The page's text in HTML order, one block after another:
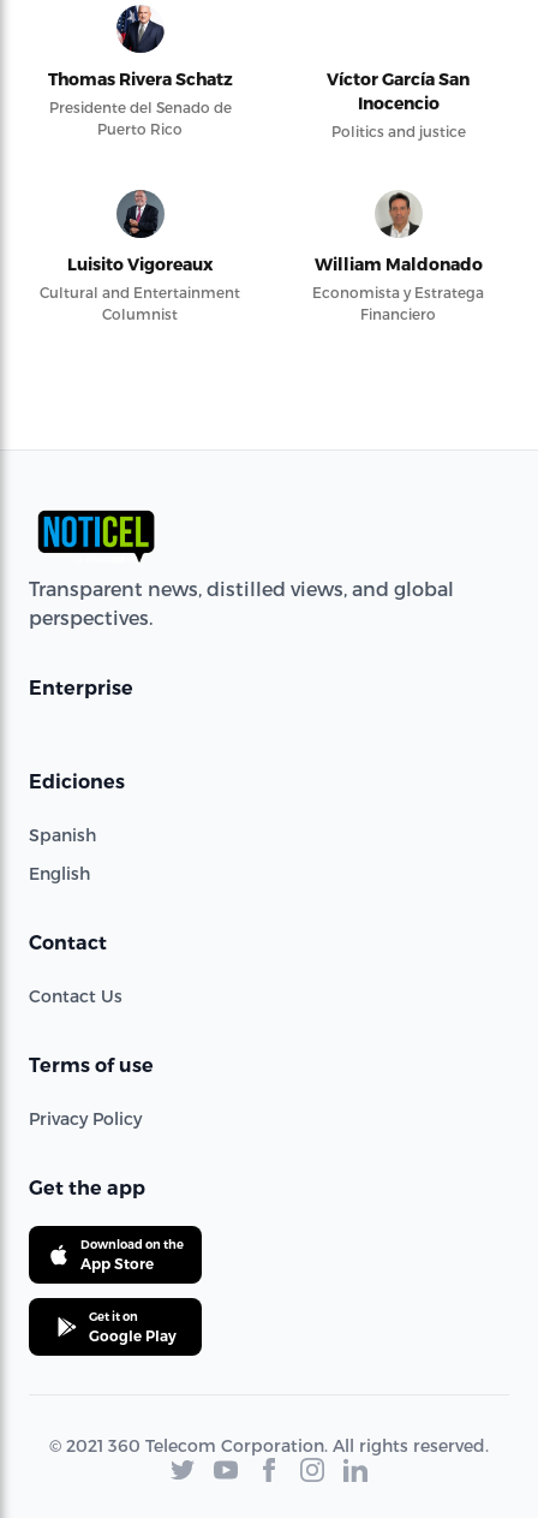
Thomas Rivera Schatz
Presidente del Senado de
Puerto Rico
Víctor García San
Inocencio
Politics and justice
Luisito Vigoreaux
Cultural and Entertainment
Columnist
William Maldonado
Economista y Estratega
Financiero
Transparent news, distilled views, and global
perspectives.
Enterprise
Ediciones
Spanish
English
Contact
Contact Us
Terms of use
Privacy Policy
Get the app
Download on the
App Store
Get it on
Google Play
© 2021 360 Telecom Corporation. All rights reserved.